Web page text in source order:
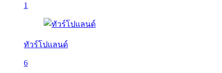
1
ทัวร์โปแลนด์
6